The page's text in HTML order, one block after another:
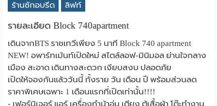
ร้านซักอบรีด
ลิฟท์
รายละเอียด Block 740apartment
เดินจากBTS ราชเทวีเพียง 5 นาที Block 740 apartment
NEW! อพาร์ทเม้นท์เปิดใหม่ สไตล์ลอฟ-มินิมอล ย่านใจกลาง
เมือง สะอาด เดินทางสะดวก เงียบสงบ ปลอดภัย
เปิดให้จองกันแล้ววันนี้ ทั้งราย วัน เดือน ปี พร้อมส่วนลด
ราคาพิเศษเฉพาะ 1 เดือนแรกที่เปิดเท่านั้น!!!!
- เฟอร์นิเจอร์ แอร์ เครื่องทำน้าอุ่น เตียง ตู้เสื้อผ้า โต๊ะทำงาน